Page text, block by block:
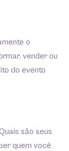
o
vender ou
do evento
são seus
quem você